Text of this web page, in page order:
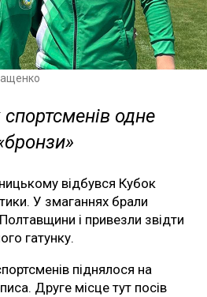
одне
відбувся Кубок
У змаганнях брали
і привезли звідти
гатунку.
піднялося на
Друге місце тут посів